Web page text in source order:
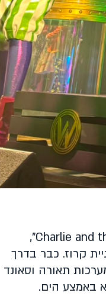
המופע שחיכיתי לו יותר מכולם היה "Charlie and the Chocolate Factory: The Musical",
קרוז. כבר בדרך
תאורה וסאונד
באמצע הים.